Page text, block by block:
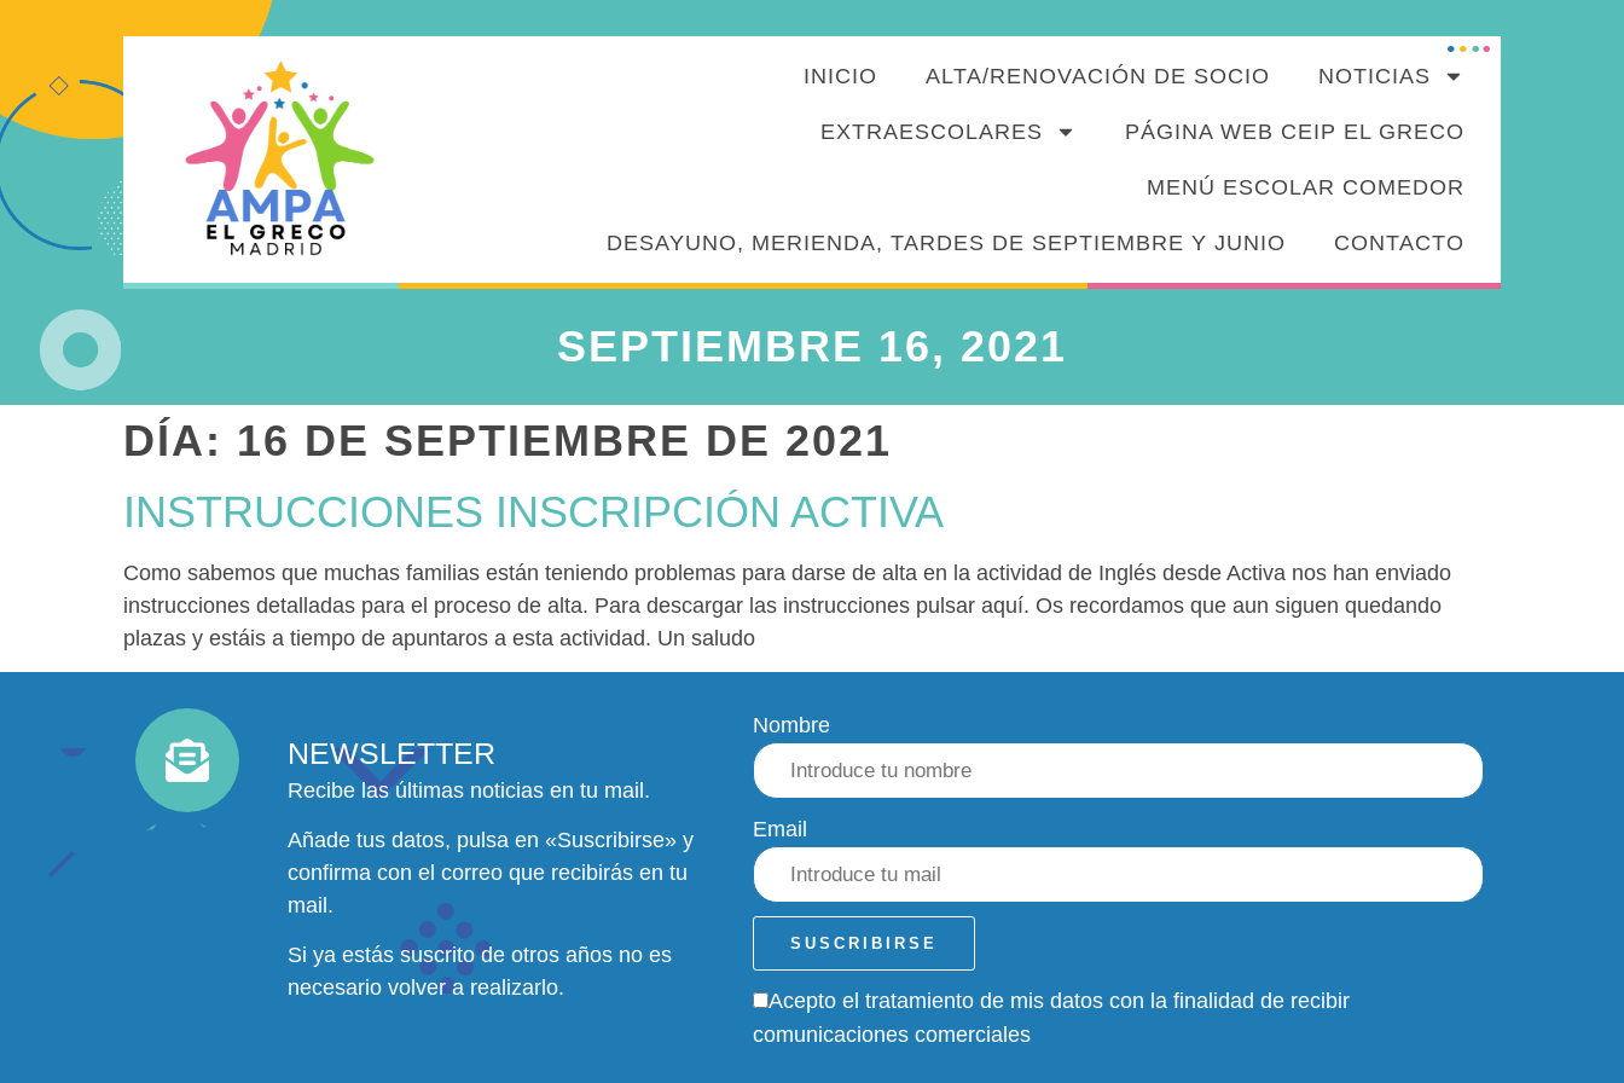
INICIO ALTA/RENOVACIÓN DE SOCIO NOTICIAS
EXTRAESCOLARES PÁGINA WEB CEIP EL GRECO
MENÚ ESCOLAR COMEDOR
DESAYUNO, MERIENDA, TARDES DE SEPTIEMBRE Y JUNIO CONTACTO
SEPTIEMBRE 16, 2021
DÍA: 16 DE SEPTIEMBRE DE 2021
INSTRUCCIONES INSCRIPCIÓN ACTIVA
Como sabemos que muchas familias están teniendo problemas para darse de alta en la actividad de Inglés desde Activa nos han enviado
instrucciones detalladas para el proceso de alta. Para descargar las instrucciones pulsar aquí. Os recordamos que aun siguen quedando
plazas y estáis a tiempo de apuntaros a esta actividad. Un saludo
NEWSLETTER
Recibe las últimas noticias en tu mail.
Añade tus datos, pulsa en «Suscribirse» y
confirma con el correo que recibirás en tu
mail.
Si ya estás suscrito de otros años no es
necesario volver a realizarlo.
Nombre
Email
Acepto el tratamiento de mis datos con la finalidad de recibir
comunicaciones comerciales